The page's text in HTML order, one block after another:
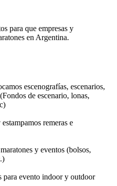
para que empresas y
en Argentina.
escenografías, escenarios,
de escenario, lonas,
remeras e
y eventos (bolsos,
para evento indoor y outdoor